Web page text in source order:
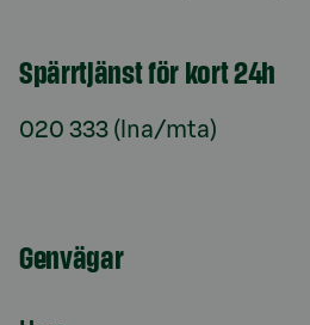
Spärrtjänst för kort 24h
020 333 (lna/mta)
Genvägar